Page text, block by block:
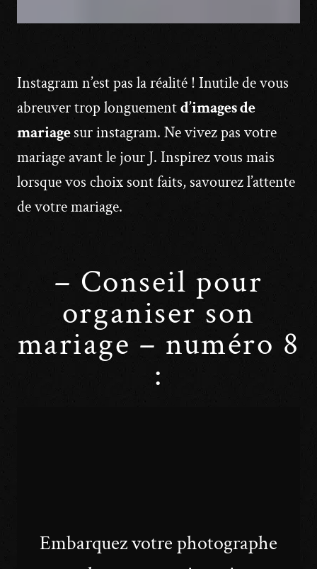
Instagram n’est pas la réalité ! Inutile de vous
abreuver trop longuementd’images de
mariagesur instagram. Ne vivez pas votre
mariage avant le jour J. Inspirez vous mais
lorsque vos choix sont faits, savourez l’attente
de votre mariage.
– Conseil pour
organiser son
mariage – numéro 8
:
Embarquez votre photographe